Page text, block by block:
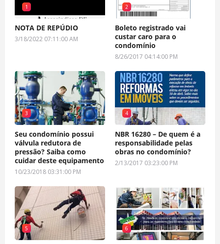
1
NOTA DE REPÚDIO
3/18/2022 07:11:00 AM
2
Boleto registrado vai
custar caro para o
condomínio
8/26/2017 04:14:00 PM
3
Seu condomínio possui
válvula redutora de
pressão? Saiba como
cuidar deste equipamento
10/23/2018 03:31:00 PM
4
NBR 16280 – De quem é a
responsabilidade pelas
obras no condomínio?
2/13/2017 03:23:00 PM
5 6